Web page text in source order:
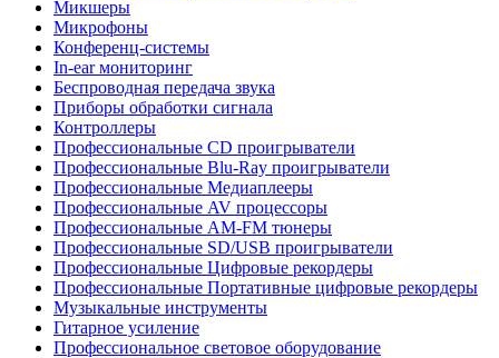
Микшеры
Микрофоны
Конференц-системы
In-ear мониторинг
Беспроводная передача звука
Приборы обработки сигнала
Контроллеры
Профессиональные СD проигрыватели
Профессиональные Blu-Ray проигрыватели
Профессиональные Медиаплееры
Профессиональные AV процессоры
Профессиональные AM-FM тюнеры
Профессиональные SD/USB проигрыватели
Профессиональные Цифровые рекордеры
Профессиональные Портативные цифровые рекордеры
Музыкальные инструменты
Гитарное усиление
Профессиональное световое оборудование